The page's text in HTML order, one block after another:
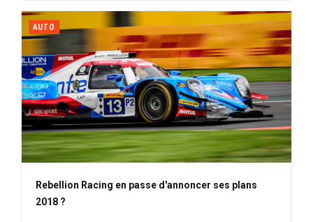
AUTO
Rebellion Racing en passe d'annoncer ses plans
2018 ?